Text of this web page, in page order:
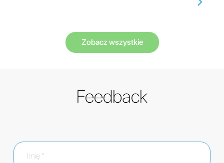
Zobacz wszystkie
Feedback